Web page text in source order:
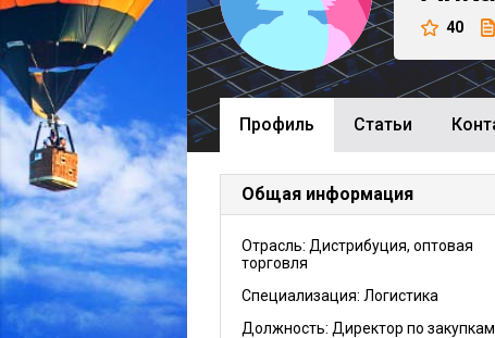
40
Профиль Cтатьи
Общая информация
Отрасль: Дистрибуция, оптовая
торговля
Специализация: Логистика
Должность: Директор по закупкам